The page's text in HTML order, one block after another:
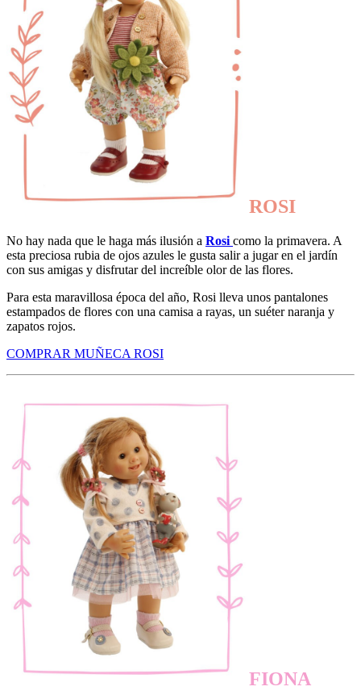
ROSI
No hay nada que le haga más ilusión a Rosi como la primavera. A
esta preciosa rubia de ojos azules le gusta salir a jugar en el jardín
con sus amigas y disfrutar del increíble olor de las flores.
Para esta maravillosa época del año, Rosi lleva unos pantalones
estampados de flores con una camisa a rayas, un suéter naranja y
zapatos rojos.
COMPRAR MUÑECA ROSI
FIONA